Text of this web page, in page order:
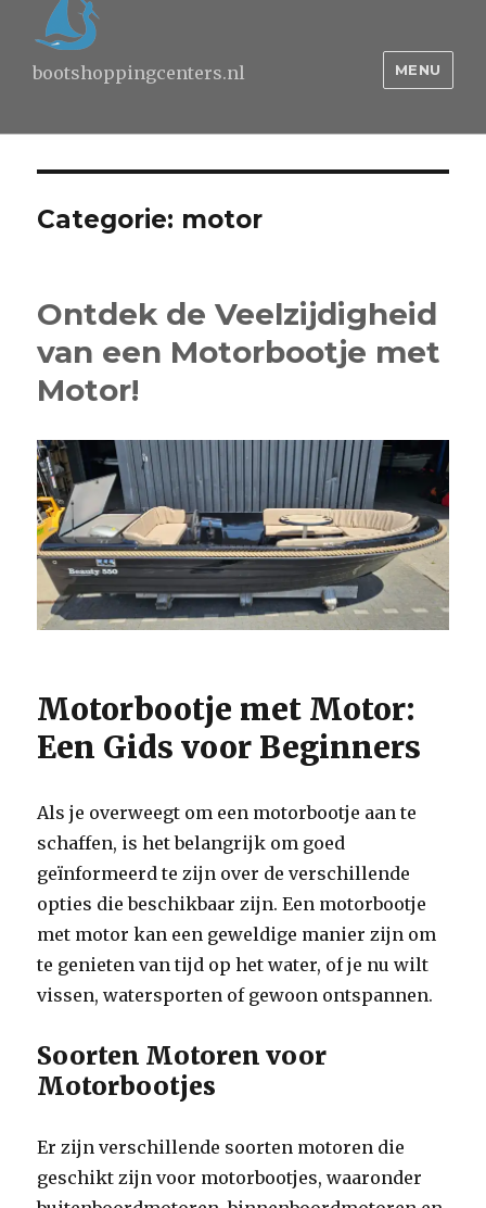
bootshoppingcenters.nl MENU
Categorie: motor
Ontdek de Veelzijdigheid
van een Motorbootje met
Motor!
Motorbootje met Motor:
Een Gids voor Beginners
Als je overweegt om een motorbootje aan te
schaffen, is het belangrijk om goed
geïnformeerd te zijn over de verschillende
opties die beschikbaar zijn. Een motorbootje
met motor kan een geweldige manier zijn om
te genieten van tijd op het water, of je nu wilt
vissen, watersporten of gewoon ontspannen.
Soorten Motoren voor
Motorbootjes
Er zijn verschillende soorten motoren die
geschikt zijn voor motorbootjes, waaronder